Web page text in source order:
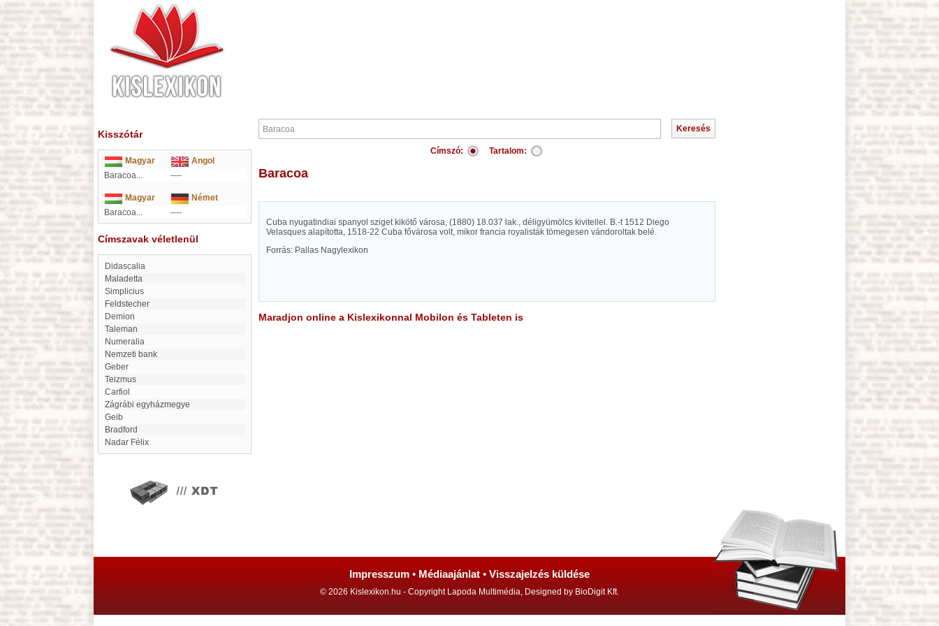
Kisszótár
Magyar
Angol
Baracoa...
----
Magyar
Német
Baracoa...
----
Címszavak véletlenül
didascalia
Maladetta
Simplicius
feldstecher
Demion
Taleman
Numeralia
Nemzeti bank
Geber
Teizmus
Carfiol
Zágrábi egyházmegye
Geib
Bradford
Nadar Félix
Címszó: Tartalom:
Baracoa
Cuba nyugatindiai spanyol sziget kikötő városa, (1880) 18.037 lak., déligyümölcs kivitellel. B.-t 1512 Diego
Velasques alapította, 1518-22 Cuba fővárosa volt, mikor francia royalisták tömegesen vándoroltak belé.
Forrás: Pallas Nagylexikon
Maradjon online a Kislexikonnal Mobilon és Tableten is
Impresszum • Médiaajánlat • Visszajelzés küldése
© 2026 Kislexikon.hu - Copyright Lapoda Multimédia, Designed by BioDigit Kft.